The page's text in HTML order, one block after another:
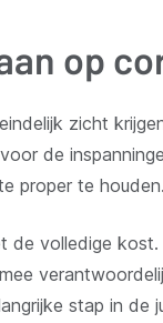
op
zicht
de
proper te houden.
volledige
stap in de